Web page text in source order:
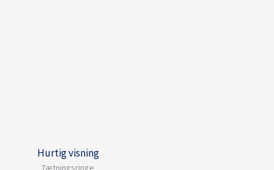
Hurtig visning
Tætningsringe